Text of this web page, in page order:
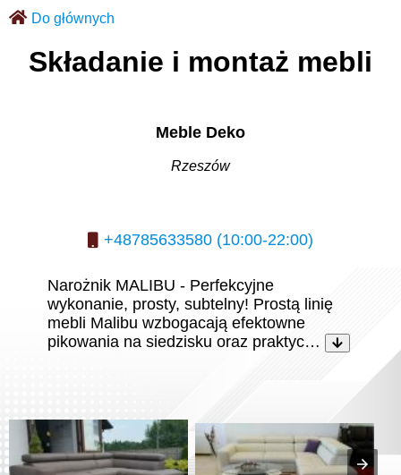
Do głównych
Składanie i montaż mebli
Meble Deko
Rzeszów
+48785633580 (10:00-22:00)
Narożnik MALIBU - Perfekcyjne
wykonanie, prosty, subtelny! Prostą linię
mebli Malibu wzbogacają efektowne
pikowania na siedzisku oraz praktyc…